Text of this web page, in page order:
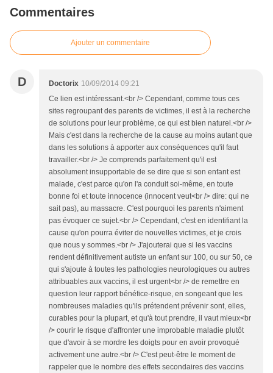
Commentaires
Ajouter un commentaire
D Doctorix 10/09/2014 09:21
Ce lien est intéressant.<br /> Cependant, comme tous ces
sites regroupant des parents de victimes, il est à la recherche
de solutions pour leur problème, ce qui est bien naturel.<br />
Mais c'est dans la recherche de la cause au moins autant que
dans les solutions à apporter aux conséquences qu'il faut
travailler.<br /> Je comprends parfaitement qu'il est
absolument insupportable de se dire que si son enfant est
malade, c'est parce qu'on l'a conduit soi-même, en toute
bonne foi et toute innocence (innocent veut<br /> dire: qui ne
sait pas), au massacre. C'est pourquoi les parents n'aiment
pas évoquer ce sujet.<br /> Cependant, c'est en identifiant la
cause qu'on pourra éviter de nouvelles victimes, et je crois
que nous y sommes.<br /> J'ajouterai que si les vaccins
rendent définitivement autiste un enfant sur 100, ou sur 50, ce
qui s'ajoute à toutes les pathologies neurologiques ou autres
attribuables aux vaccins, il est urgent<br /> de remettre en
question leur rapport bénéfice-risque, en songeant que les
nombreuses maladies qu'ils prétendent prévenir sont, elles,
curables pour la plupart, et qu'à tout prendre, il vaut mieux<br
/> courir le risque d'affronter une improbable maladie plutôt
que d'avoir à se mordre les doigts pour en avoir provoqué
activement une autre.<br /> C'est peut-être le moment de
rappeler que le nombre des effets secondaires des vaccins